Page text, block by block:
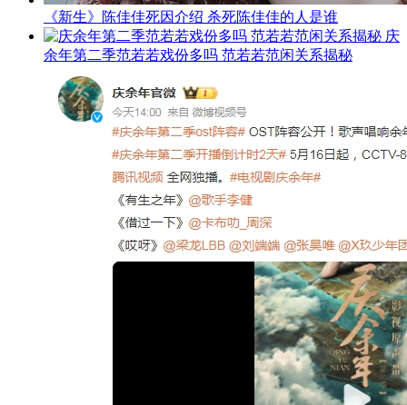
《新生》陈佳佳死因介绍 杀死陈佳佳的人是谁
庆
余年第二季范若若戏份多吗 范若若范闲关系揭秘